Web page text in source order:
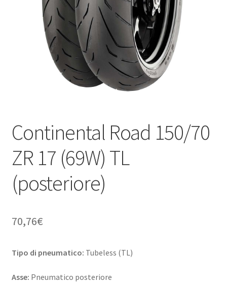
Continental Road 150/70
ZR 17 (69W) TL
(posteriore)
70,76€
Tipo di pneumatico: Tubeless (TL)
Asse: Pneumatico posteriore